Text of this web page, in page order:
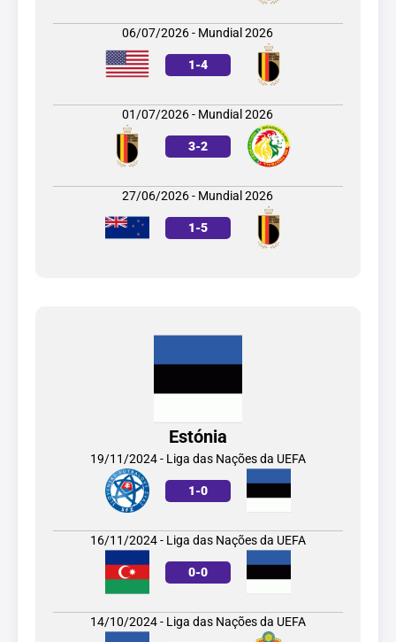
06/07/2026 - Mundial 2026
1-4
01/07/2026 - Mundial 2026
3-2
27/06/2026 - Mundial 2026
1-5
Estónia
19/11/2024 - Liga das Nações da UEFA
1-0
16/11/2024 - Liga das Nações da UEFA
0-0
14/10/2024 - Liga das Nações da UEFA